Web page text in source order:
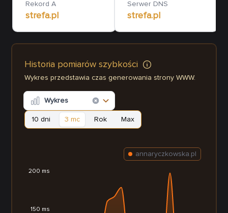
Rekord A
strefa.pl
Serwer DNS
strefa.pl
Historia pomiarów szybkości
Wykres przedstawia czas generowania strony WWW.
Wykres
10 dni 3 mc Rok Max
150 ms
200 ms
annaryczkowska.pl